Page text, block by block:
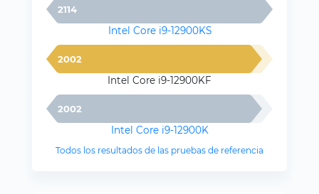
2114
Intel Core i9-12900KS
2002
Intel Core i9-12900KF
2002
Intel Core i9-12900K
Todos los resultados de las pruebas de referencia